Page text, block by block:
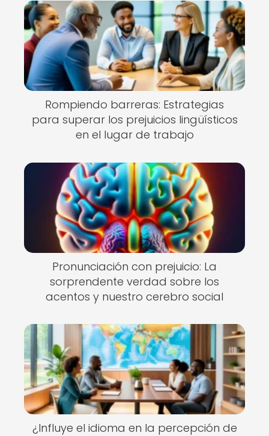
Rompiendo barreras: Estrategias
para superar los prejuicios lingüísticos
en el lugar de trabajo
Pronunciación con prejuicio: La
sorprendente verdad sobre los
acentos y nuestro cerebro social
¿Influye el idioma en la percepción de